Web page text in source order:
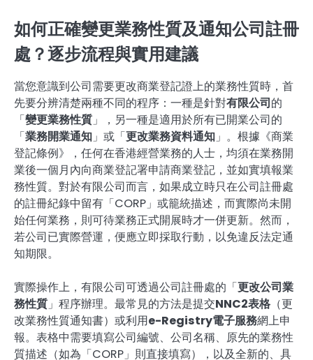
如何正確變更業務性質及通知公司註冊
處？逐步流程與實用建議
當您意識到公司需要更改商業登記證上的業務性質時，首
先要分辨清楚兩種不同的程序：一種是針對有限公司的
「變更業務性質 」，另一種是適用於所有已開業公司的
「業務開業通知 」或「更改業務資料通知 」。根據《商業
登記條例》，任何在香港經營業務的人士，均須在業務開
業後一個月內向商業登記署申請商業登記，並如實填報業
務性質。對於有限公司而言，如果成立時只在公司註冊處
的註冊紀錄中留有「CORP」或籠統描述，而實際尚未開
始任何業務，則可待業務正式開展時才一併更新。然而，
若公司已實際營運，便應立即採取行動，以免違反法定通
知期限。
實際操作上，有限公司可透過公司註冊處的「更改公司業
務性質 」程序辦理。最常見的方法是提交NNC2表格 （更
改業務性質通知書）或利用e-Registry電子服務網上申
報。表格中需要填寫公司編號、公司名稱、原先的業務性
質描述（如為「CORP」則直接填寫），以及全新的、具